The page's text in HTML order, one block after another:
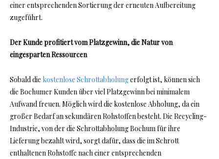
einer entsprechenden Sortierung der erneuten Aufbereitung
zugeführt.
Der Kunde profitiert vom Platzgewinn, die Natur von
eingesparten Ressourcen
Sobald die kostenlose Schrottabholungerfolgt ist, können sich
die Bochumer Kunden über viel Platzgewinn bei minimalem
Aufwand freuen. Möglich wird die kostenlose Abholung, da ein
großer Bedarf an sekundären Rohstoffen besteht. Die Recycling-
Industrie, von der die Schrottabholung Bochum für ihre
Lieferung bezahlt wird, sorgt dafür, dass die im Schrott
enthaltenen Rohstoffe nach einer entsprechenden